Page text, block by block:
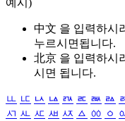
예시)
中文 을 입력하시
누르시면됩니다.
北京 을 입력하시
시면 됩니다.
ㅥ ㅦ ㅧ ㅨ ㅩ ㅪ ㅫ ㅬ
ㅺ ㅻ ㅼ ㅽ ㅾ ㅿ ㆀ ㆁ